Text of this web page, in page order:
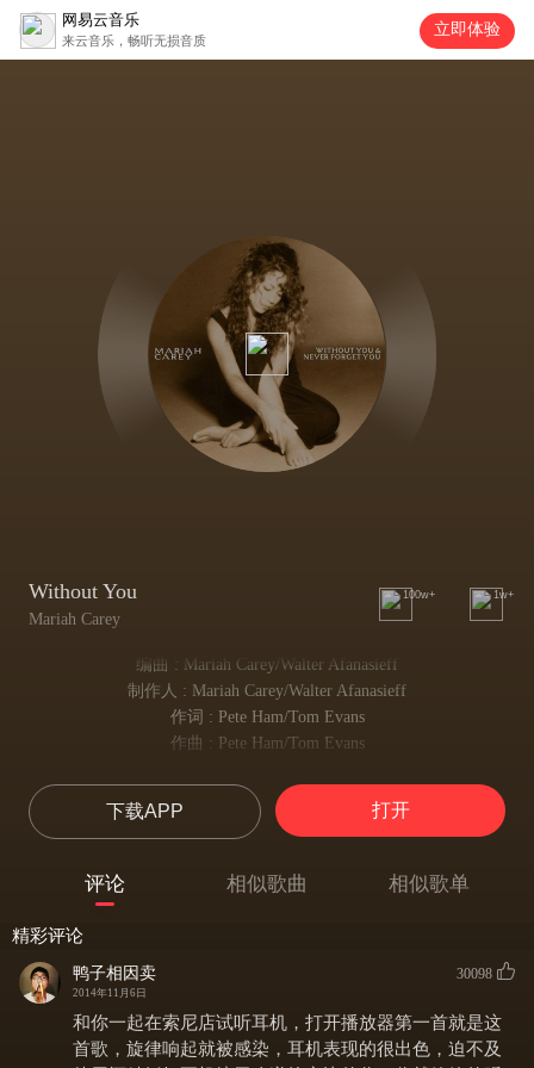
网易云音乐
来云音乐，畅听无损音质
立即体验
Without You
Mariah Carey
100w+ 1w+
编曲 : Mariah Carey/Walter Afanasieff
制作人 : Mariah Carey/Walter Afanasieff
作词 : Pete Ham/Tom Evans
作曲 : Pete Ham/Tom Evans
我不会忘记这个夜晚
Or your face as you were leaving
也许这就是
You always smile but in your eyes
你一如往常的笑容 但是你的眼里
Your sorrow shows
展露的 是忧伤
下载APP 打开
评论 相似歌曲 相似歌单
精彩评论
鸭子相因卖
2014年11月6日
30098
和你一起在索尼店试听耳机，打开播放器第一首就是这
首歌，旋律响起就被感染，耳机表现的很出色，迫不及